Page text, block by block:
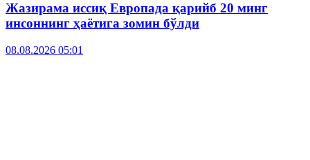
Жазирама иссиқ Европада қарийб 20 минг
инсоннинг ҳаётига зомин бўлди
08.08.2026 05:01